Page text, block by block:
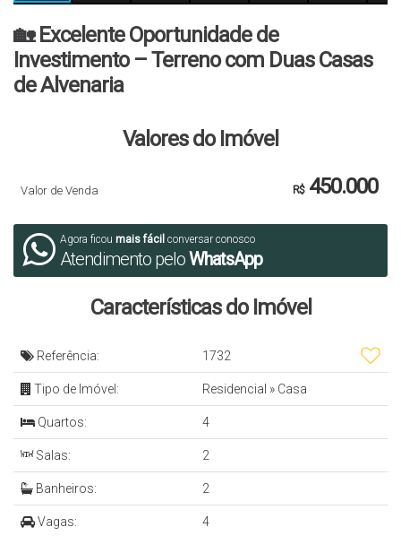
🏡 Excelente Oportunidade de
Investimento – Terreno com Duas Casas
de Alvenaria
Valores do Imóvel
R$450.000
Valor de Venda
Agora ficou mais fácil conversar conosco
Atendimento peloWhatsApp
Características do Imóvel
Referência: 1732
Tipo de Imóvel: Residencial » Casa
Quartos: 4
Salas: 2
Banheiros: 2
Vagas: 4